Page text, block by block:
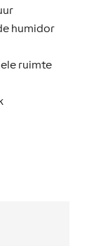
humidor
ruimte